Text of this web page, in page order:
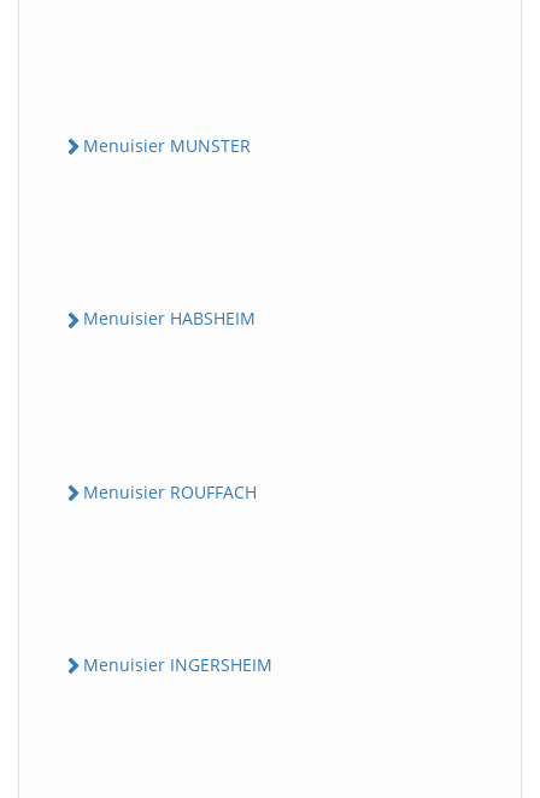
Menuisier MUNSTER
Menuisier HABSHEIM
Menuisier ROUFFACH
Menuisier INGERSHEIM